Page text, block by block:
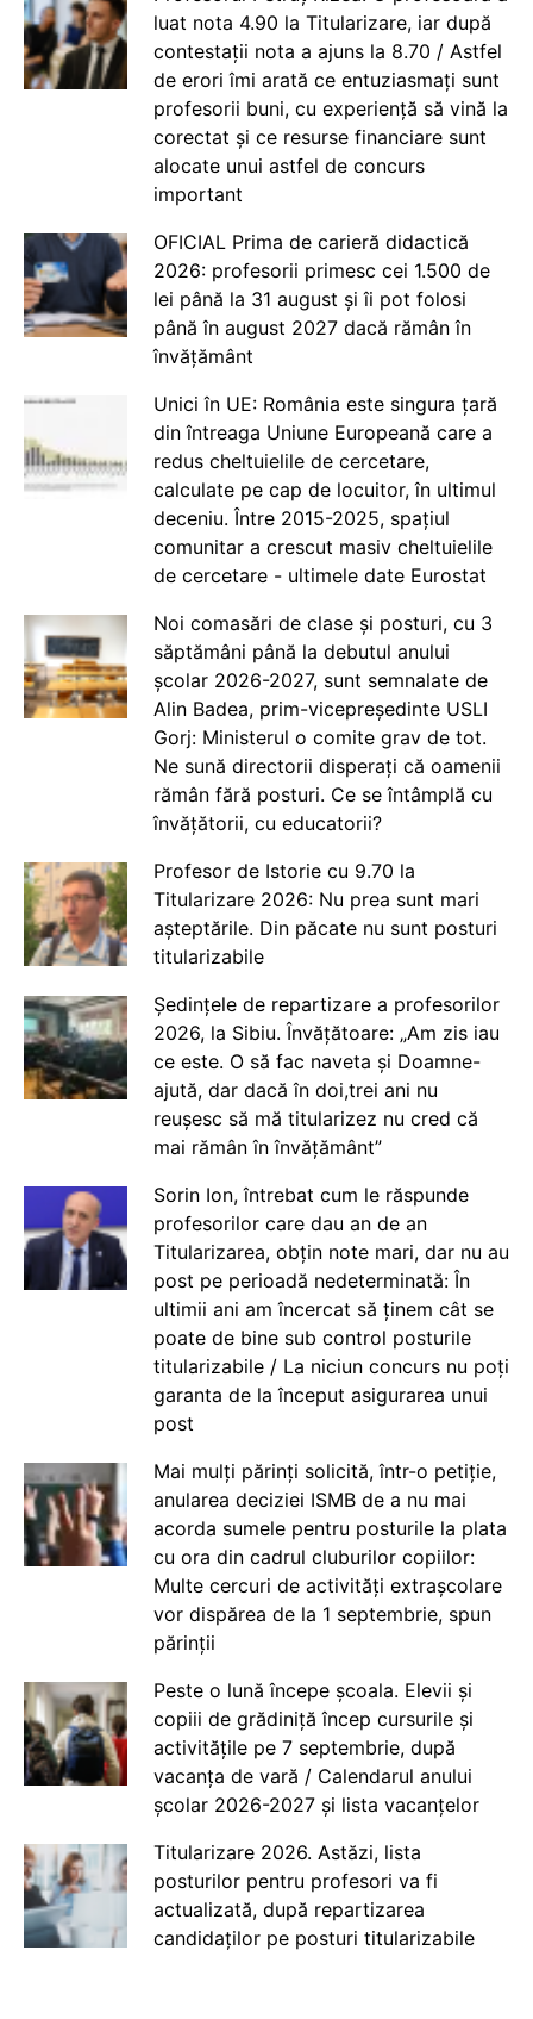
luat nota 4.90 la Titularizare, iar după
contestații nota a ajuns la 8.70 / Astfel
de erori îmi arată ce entuziasmați sunt
profesorii buni, cu experiență să vină la
corectat și ce resurse financiare sunt
alocate unui astfel de concurs
important
OFICIAL Prima de carieră didactică
2026: profesorii primesc cei 1.500 de
lei până la 31 august și îi pot folosi
până în august 2027 dacă rămân în
învățământ
Unici în UE: România este singura țară
din întreaga Uniune Europeană care a
redus cheltuielile de cercetare,
calculate pe cap de locuitor, în ultimul
deceniu. Între 2015-2025, spațiul
comunitar a crescut masiv cheltuielile
de cercetare - ultimele date Eurostat
Noi comasări de clase și posturi, cu 3
săptămâni până la debutul anului
școlar 2026-2027, sunt semnalate de
Alin Badea, prim-vicepreședinte USLI
Gorj: Ministerul o comite grav de tot.
Ne sună directorii disperați că oamenii
rămân fără posturi. Ce se întâmplă cu
învățătorii, cu educatorii?
Profesor de Istorie cu 9.70 la
Titularizare 2026: Nu prea sunt mari
așteptările. Din păcate nu sunt posturi
titularizabile
Ședințele de repartizare a profesorilor
2026, la Sibiu. Învățătoare: „Am zis iau
ce este. O să fac naveta și Doamne-
ajută, dar dacă în doi,trei ani nu
reușesc să mă titularizez nu cred că
mai rămân în învățământ”
Sorin Ion, întrebat cum le răspunde
profesorilor care dau an de an
Titularizarea, obțin note mari, dar nu au
post pe perioadă nedeterminată: În
ultimii ani am încercat să ținem cât se
poate de bine sub control posturile
titularizabile / La niciun concurs nu poți
garanta de la început asigurarea unui
post
Mai mulți părinți solicită, într-o petiție,
anularea deciziei ISMB de a nu mai
acorda sumele pentru posturile la plata
cu ora din cadrul cluburilor copiilor:
Multe cercuri de activități extrașcolare
vor dispărea de la 1 septembrie, spun
părinții
Peste o lună începe școala. Elevii și
copiii de grădiniță încep cursurile și
activitățile pe 7 septembrie, după
vacanța de vară / Calendarul anului
școlar 2026-2027 și lista vacanțelor
Titularizare 2026. Astăzi, lista
posturilor pentru profesori va fi
actualizată, după repartizarea
candidaților pe posturi titularizabile